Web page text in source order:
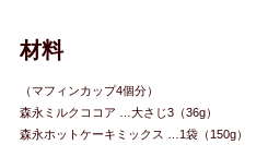
材料
（マフィンカップ4個分）
森永ミルクココア …大さじ3（36g）
森永ホットケーキミックス …1袋（150g）